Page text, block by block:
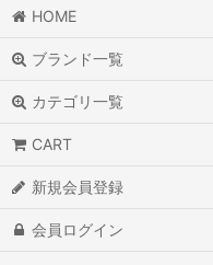
HOME
ブランド一覧
カテゴリ一覧
CART
新規会員登録
会員ログイン